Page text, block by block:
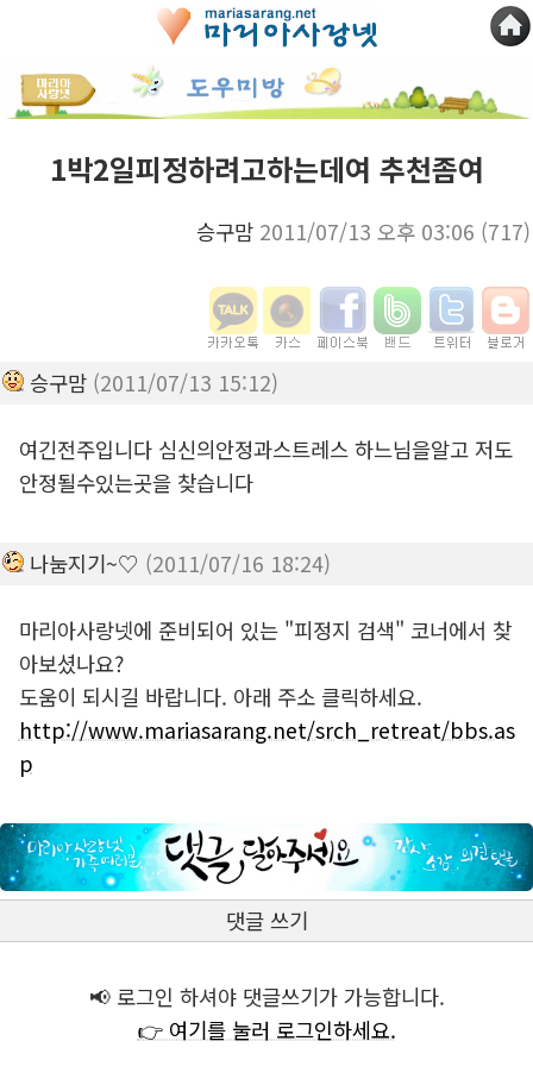
1박2일피정하려고하는데여 추천좀여
승구맘 2011/07/13 오후 03:06 (717)
승구맘 (2011/07/13 15:12)
여긴전주입니다 심신의안정과스트레스 하느님을알고 저도
안정될수있는곳을 찾습니다
나눔지기~♡ (2011/07/16 18:24)
마리아사랑넷에 준비되어 있는 "피정지 검색" 코너에서 찾
아보셨나요?
도움이 되시길 바랍니다. 아래 주소 클릭하세요.
http://www.mariasarang.net/srch_retreat/bbs.as
p
댓글 쓰기
📢 로그인 하셔야 댓글쓰기가 가능합니다.
👉 여기를 눌러 로그인하세요.